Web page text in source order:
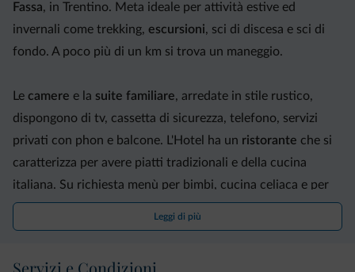
Fassa, in Trentino. Meta ideale per attività estive ed
invernali come trekking, escursioni, sci di discesa e sci di
fondo. A poco più di un km si trova un maneggio.
Le camere e la suite familiare, arredate in stile rustico,
dispongono di tv, cassetta di sicurezza, telefono, servizi
privati con phon e balcone. L'Hotel ha un ristorante che si
caratterizza per avere piatti tradizionali e della cucina
italiana. Su richiesta menù per bimbi, cucina celiaca e per
vegetariani. Durante la settimana viene proposta anche una
cena ladina.
Leggi di più
Servizi e Condizioni